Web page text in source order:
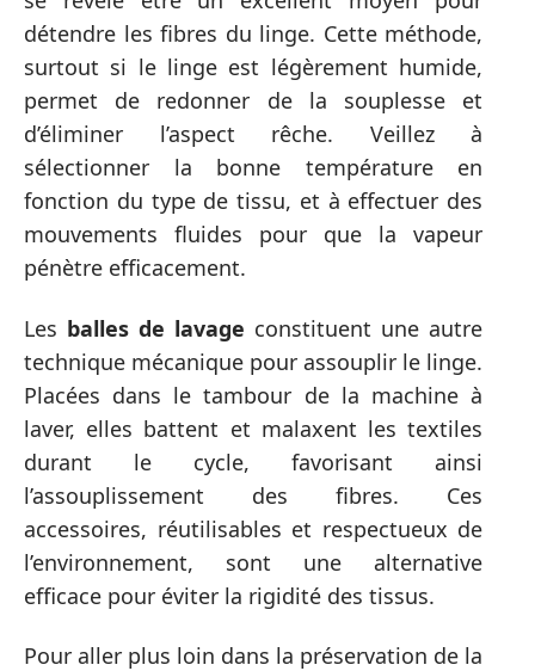
détendre les fibres du linge. Cette méthode,
surtout si le linge est légèrement humide,
permet de redonner de la souplesse et
d’éliminer l’aspect rêche. Veillez à
sélectionner la bonne température en
fonction du type de tissu, et à effectuer des
mouvements fluides pour que la vapeur
pénètre efficacement.
Les balles de lavage constituent une autre
technique mécanique pour assouplir le linge.
Placées dans le tambour de la machine à
laver, elles battent et malaxent les textiles
durant le cycle, favorisant ainsi
l’assouplissement des fibres. Ces
accessoires, réutilisables et respectueux de
l’environnement, sont une alternative
efficace pour éviter la rigidité des tissus.
Pour aller plus loin dans la préservation de la